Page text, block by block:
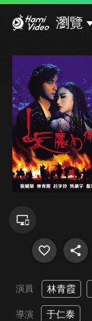
瀏覽
演員 林青霞
導演 于仁泰